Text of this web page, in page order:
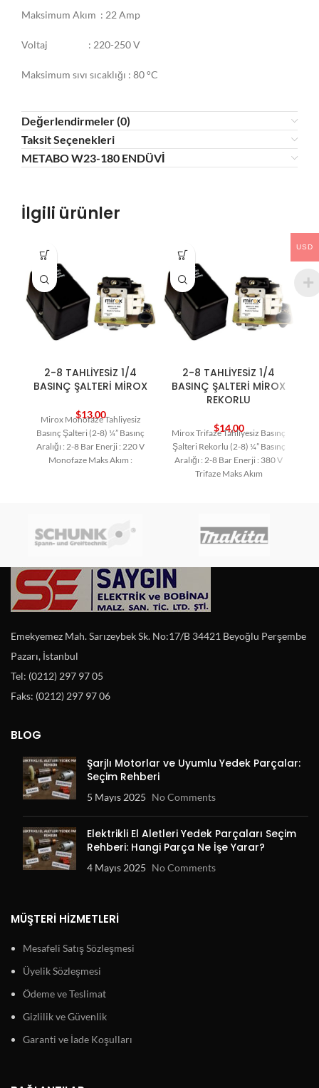
Maksimum Akım : 22 Amp
Voltaj : 220-250 V
Maksimum sıvı sıcaklığı : 80 °C
Değerlendirmeler (0)
Taksit Seçenekleri
METABO W23-180 ENDÜVİ
İlgili ürünler
2-8 TAHLİYESİZ 1/4
BASINÇ ŞALTERİ MİROX
$13,00
Mirox Monofaze Tahliyesiz
Basınç Şalteri (2-8) ¼” Basınç
Aralığı : 2-8 Bar Enerji : 220 V
Monofaze Maks Akım :
2-8 TAHLİYESİZ 1/4
BASINÇ ŞALTERİ MİROX
REKORLU
$14,00
Mirox Trifaze Tahliyesiz Basınç
Şalteri Rekorlu (2-8) ¼” Basınç
Aralığı : 2-8 Bar Enerji : 380 V
Trifaze Maks Akım
Emekyemez Mah. Sarızeybek Sk. No:17/B 34421 Beyoğlu Perşembe
Pazarı, İstanbul
Tel: (0212) 297 97 05
Faks: (0212) 297 97 06
BLOG
Şarjlı Motorlar ve Uyumlu Yedek Parçalar:
Seçim Rehberi
5 Mayıs 2025 No Comments
Elektrikli El Aletleri Yedek Parçaları Seçim
Rehberi: Hangi Parça Ne İşe Yarar?
4 Mayıs 2025 No Comments
MÜŞTERI HIZMETLERI
Mesafeli Satış Sözleşmesi
Üyelik Sözleşmesi
Ödeme ve Teslimat
Gizlilik ve Güvenlik
Garanti ve İade Koşulları
USD